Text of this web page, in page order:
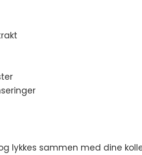
lykkes sammen med dine